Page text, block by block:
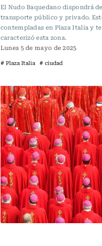
El Nudo Baquedano dispondrá
transporte público y privado.
contempladas en Plaza Italia y
caracterizó esta zona.
Lunes 5 de mayo de 2025
# Plaza Italia # ciudad